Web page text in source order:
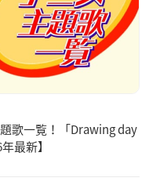
歌一覧！「Drawing day
最新】